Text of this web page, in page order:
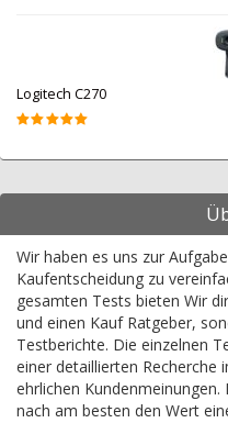
Logitech C270
Wir haben es uns zur
Kaufentscheidung zu
gesamten Tests bieten Wir
und einen Kauf Ratgeber,
Testberichte. Die einzelnen
einer detaillierten Recherche
ehrlichen
nach am besten den Wert